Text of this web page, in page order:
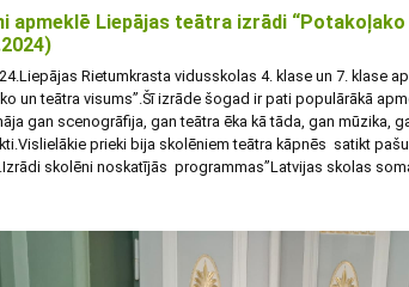
apmeklē Liepājas teātra izrādi
Rietumkrasta vidusskolas 4. klase un 7. klase
un teātra visums”.Šī izrāde šogad ir pati populārākā
gan scenogrāfija, gan teātra ēka kā tāda, gan mūzika,
prieki bija skolēniem teātra kāpnēs satikt
skolēni noskatījās programmas”Latvijas skolas